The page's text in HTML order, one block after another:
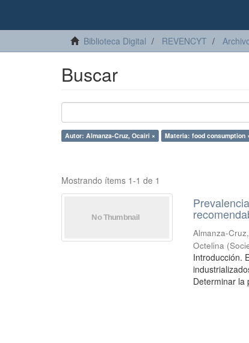
Biblioteca Digital REVENCYT
Buscar
Autor: Almanza-Cruz, Ocairi × Materia: food consumption
Mostrando ítems 1-1 de 1
Almanza-
Octelina (
Introducción.
Determinar la